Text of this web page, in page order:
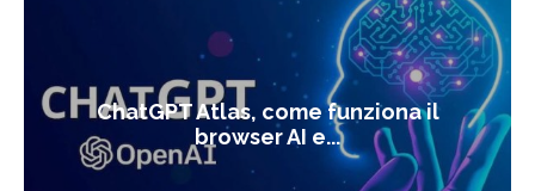
ChatGPT Atlas, come funziona il
browser AI e...